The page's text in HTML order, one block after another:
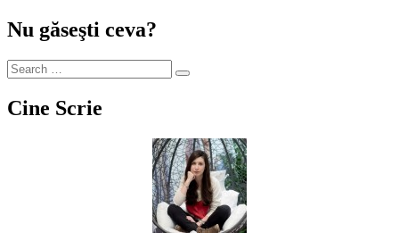
Nu găseşti ceva?
Cine Scrie